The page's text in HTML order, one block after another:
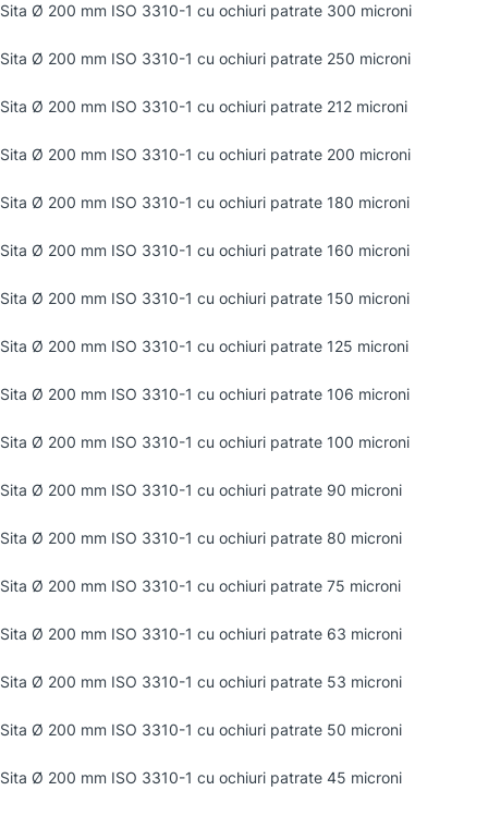
Sita Ø 200 mm ISO 3310-1 cu ochiuri patrate 300 microni
Sita Ø 200 mm ISO 3310-1 cu ochiuri patrate 250 microni
Sita Ø 200 mm ISO 3310-1 cu ochiuri patrate 212 microni
Sita Ø 200 mm ISO 3310-1 cu ochiuri patrate 200 microni
Sita Ø 200 mm ISO 3310-1 cu ochiuri patrate 180 microni
Sita Ø 200 mm ISO 3310-1 cu ochiuri patrate 160 microni
Sita Ø 200 mm ISO 3310-1 cu ochiuri patrate 150 microni
Sita Ø 200 mm ISO 3310-1 cu ochiuri patrate 125 microni
Sita Ø 200 mm ISO 3310-1 cu ochiuri patrate 106 microni
Sita Ø 200 mm ISO 3310-1 cu ochiuri patrate 100 microni
Sita Ø 200 mm ISO 3310-1 cu ochiuri patrate 90 microni
Sita Ø 200 mm ISO 3310-1 cu ochiuri patrate 80 microni
Sita Ø 200 mm ISO 3310-1 cu ochiuri patrate 75 microni
Sita Ø 200 mm ISO 3310-1 cu ochiuri patrate 63 microni
Sita Ø 200 mm ISO 3310-1 cu ochiuri patrate 53 microni
Sita Ø 200 mm ISO 3310-1 cu ochiuri patrate 50 microni
Sita Ø 200 mm ISO 3310-1 cu ochiuri patrate 45 microni